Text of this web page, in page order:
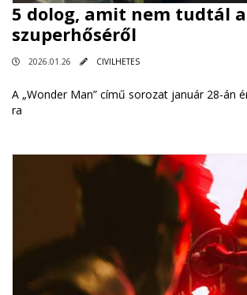
5 dolog, amit nem tudtál
szuperhőséről
2026.01.26 CIVILHETES
A „Wonder Man” című sorozat január 28-án
ra